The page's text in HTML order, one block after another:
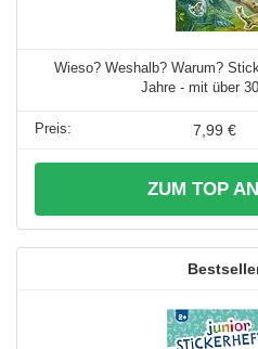
Wieso? Weshalb? Warum?
Jahre - mit über
7,99 €
ZUM TOP